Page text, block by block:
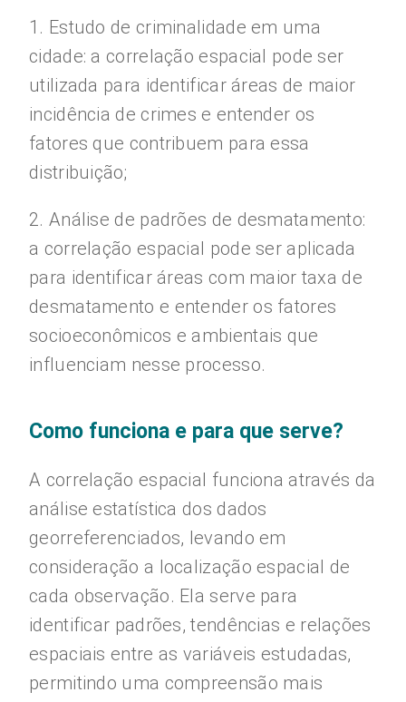
1. Estudo de criminalidade em uma
cidade: a correlação espacial pode ser
utilizada para identificar áreas de maior
incidência de crimes e entender os
fatores que contribuem para essa
distribuição;
2. Análise de padrões de desmatamento:
a correlação espacial pode ser aplicada
para identificar áreas com maior taxa de
desmatamento e entender os fatores
socioeconômicos e ambientais que
influenciam nesse processo.
Como funciona e para que serve?
A correlação espacial funciona através da
análise estatística dos dados
georreferenciados, levando em
consideração a localização espacial de
cada observação. Ela serve para
identificar padrões, tendências e relações
espaciais entre as variáveis estudadas,
permitindo uma compreensão mais